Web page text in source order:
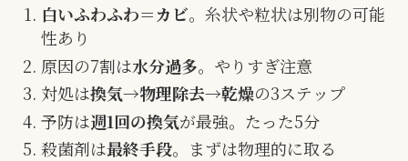
白いふわふわ＝カビ。糸状や粒状は別物の可能
性あり
原因の7割は水分過多。やりすぎ注意
対処は換気→物理除去→乾燥の3ステップ
予防は週1回の換気が最強。たった5分
殺菌剤は最終手段。まずは物理的に取る